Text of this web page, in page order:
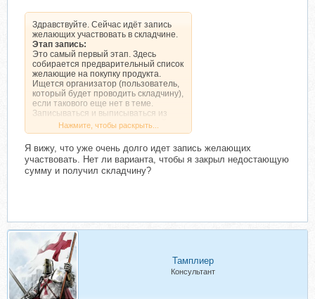
Здравствуйте. Сейчас идёт запись
желающих участвовать в складчине.
Этап запись:
Это самый первый этап. Здесь
собирается предварительный список
желающие на покупку продукта.
Ищется организатор (пользователь,
который будет проводить складчину),
если такового еще нет в теме.
Записываться и выписываться из
списка желающих можно в любой
момент. Платить на этом этапе
сформирован. Переходом на
следующий этап – «Сбор взносов» –
будет день объявления даты сборов.
зарегистрированным
пользователям.
Нажмите, чтобы раскрыть...
Я вижу, что уже очень долго идет запись желающих
участвовать. Нет ли варианта, чтобы я закрыл недостающую
сумму и получил складчину?
Тамплиер
Консультант